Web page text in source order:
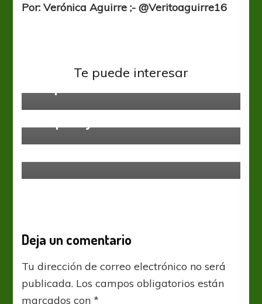
Por: Verónica Aguirre ;- @Veritoaguirre16
Te puede interesar
Gimnasia volvió al triunfo en el
Primera Nacional
Guillermo Brown de Puerto Madryn
Deja un comentario
Tu dirección de correo electrónico no será
publicada. Los campos obligatorios están
marcados con*